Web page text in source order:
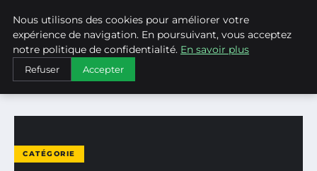
WEARECLIMATECONTROL
ACCUEIL
CATÉGORIE
COMMENT LES POLITIQUES DE TRANSITION ÉNERGÉTIQUE…
CATÉGORIE
Nous utilisons des cookies pour améliorer votre
expérience de navigation. En poursuivant, vous acceptez
notre politique de confidentialité. En savoir plus
Refuser Accepter